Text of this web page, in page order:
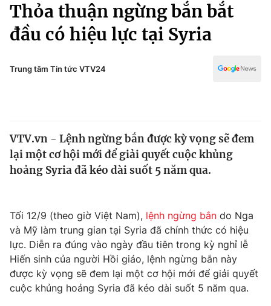
Chuyên mục
Chính trị
Xã hội
Y tế
Tin tức
Thế giới đó đây
Câu chuyện quốc tế
Kinh tế
Tài chính
Thị trường
Góc doanh nghiệp
Dữ liệu và đời sống
Truyền hình
Pháp luật
Thể thao
Văn hóa - Giải trí
Giáo dục
Thỏa thuận ngừng bắn bắt
đầu có hiệu lực tại Syria
Trung tâm Tin tức VTV24
VTV.vn - Lệnh ngừng bắn được kỳ vọng sẽ đem
lại một cơ hội mới để giải quyết cuộc khủng
hoảng Syria đã kéo dài suốt 5 năm qua.
Tối 12/9 (theo giờ Việt Nam), lệnh ngừng bắn do Nga
và Mỹ làm trung gian tại Syria đã chính thức có hiệu
lực. Diễn ra đúng vào ngày đầu tiên trong kỳ nghỉ lễ
Hiến sinh của người Hồi giáo, lệnh ngừng bắn này
được kỳ vọng sẽ đem lại một cơ hội mới để giải quyết
cuộc khủng hoảng Syria đã kéo dài suốt 5 năm qua.